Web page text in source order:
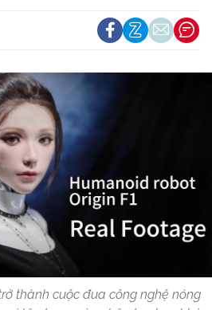
thành cuộc đua công nghệ nóng